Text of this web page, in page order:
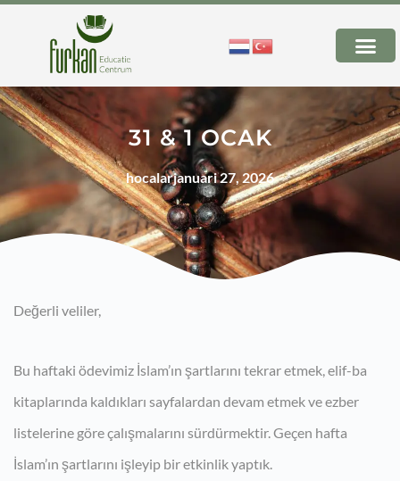
31 & 1 OCAK
hocalarjanuari 27, 2026
Değerli veliler,
Bu haftaki ödevimiz İslam’ın şartlarını tekrar etmek, elif-ba
kitaplarında kaldıkları sayfalardan devam etmek ve ezber
listelerine göre çalışmalarını sürdürmektir. Geçen hafta
İslam’ın şartlarını işleyip bir etkinlik yaptık.